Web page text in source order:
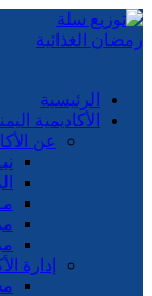
الرئيسية
الأكاديمية
عن
إدارة